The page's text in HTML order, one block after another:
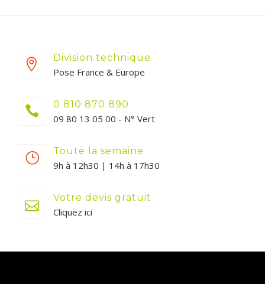
Division technique
Pose France & Europe
0 810 870 890
09 80 13 05 00 - N° Vert
Toute la semaine
9h à 12h30 | 14h à 17h30
Votre devis gratuit
Cliquez ici